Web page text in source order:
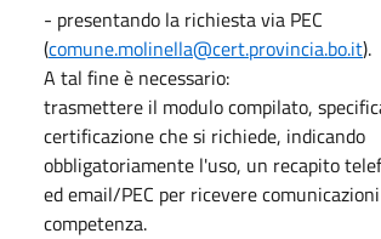
- presentando la richiesta via PEC
(comune.molinella@cert.provincia.bo.it).
A tal fine è necessario:
trasmettere il modulo compilato,
certificazione che si richiede, indicando
obbligatoriamente l'uso, un recapito
ed email/PEC per ricevere
competenza.